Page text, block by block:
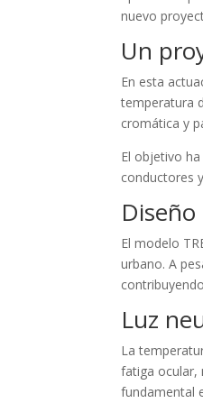
nuevo
Un
En esta
temperatura
cromática y
El objetivo
conductores
El modelo
urbano. A
Luz
La
fatiga ocular,
fundamental